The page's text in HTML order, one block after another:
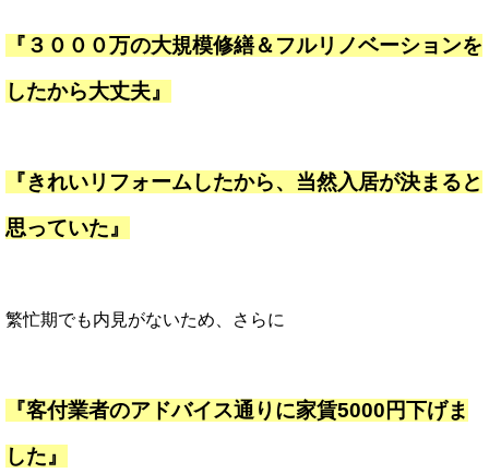
『３０００万の大規模修繕＆フルリノベーションを
したから大丈夫』
『きれいリフォームしたから、当然入居が決まると
思っていた』
繁忙期でも内見がないため、さらに
『客付業者のアドバイス通りに家賃5000円下げま
した』